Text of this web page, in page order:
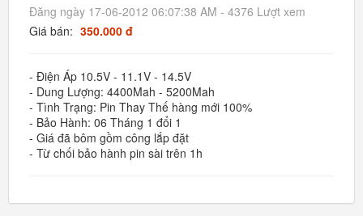
Đăng ngày 17-06-2012 06:07:38 AM - 4376 Lượt xem
Giá bán: 350.000 đ
- Điện Áp 10.5V - 11.1V - 14.5V
- Dung Lượng: 4400Mah - 5200Mah
- Tình Trạng: Pin Thay Thế hàng mới 100%
- Bảo Hành: 06 Tháng 1 đổi 1
- Giá đã bôm gồm công lắp đặt
- Từ chối bảo hành pin sài trên 1h